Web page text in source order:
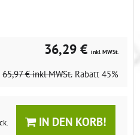
36,29 € inkl MWSt.
65,97 € inkl MWSt. Rabatt 45%
IN DEN KORB!